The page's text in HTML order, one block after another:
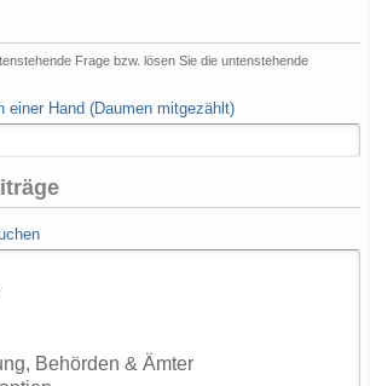
Frage bzw. lösen Sie die untenstehende
einer Hand (Daumen mitgezählt)